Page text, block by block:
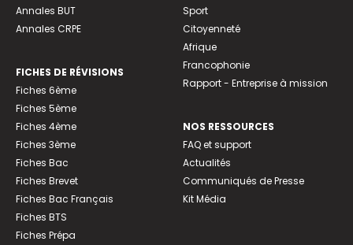
Annales BUT
Annales CRPE
FICHES DE RÉVISIONS
Fiches 6ème
Fiches 5ème
Fiches 4ème
Fiches 3ème
Fiches Bac
Fiches Brevet
Fiches Bac Français
Fiches BTS
Fiches Prépa
Sport
Citoyenneté
Afrique
Francophonie
Rapport - Entreprise à mission
NOS RESSOURCES
FAQ et support
Actualités
Communiqués de Presse
Kit Média